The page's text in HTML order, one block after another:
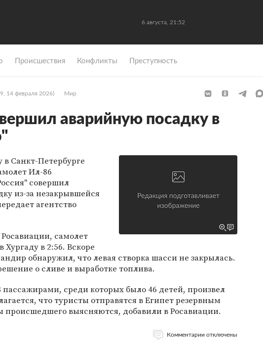
6 августа, 21:52
Происшествия Конфликты Преступность
14 февраля 2026) Мир
аварийную посадку в
в Санкт-Петербурге
Ил-86
совершил
из-за незакрывшейся
агентство
Росавиации, самолет
в 2:56. Вскоре
обнаружил, что левая створка шасси не закрылась.
о сливе и выработке топлива.
пассажирами, среди которых было 46 детей, произвел
что туристы отправятся в Египет резервным
выясняются, добавили в Росавиации.
Комментарии отключены